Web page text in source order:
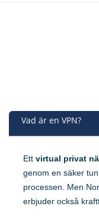
Vad är en VPN?
Ett virtual privat
genom en säker
processen. Men
erbjuder också